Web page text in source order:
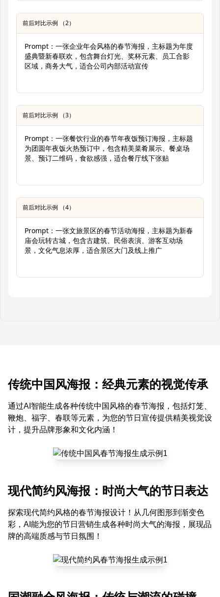
前后对比示例 （2）
Prompt：一张企业年会风格的春节海报，主标题为年度
盛典暨新春联欢，包含舞台灯光、奖杯元素、员工合影
区域，商务大气，适合公司内部活动宣传
前后对比示例 （3）
Prompt：一张餐饮行业的春节年夜饭预订海报，主标题
为团圆年夜饭火热预订中，包含精美菜肴展示、餐桌场
景、预订二维码，食欲感强，适合餐厅线下张贴
前后对比示例 （4）
Prompt：一张文旅景区的春节活动海报，主标题为新春
庙会玩转古城，包含古建筑、民俗表演、游客互动场
景，文化气息浓厚，适合景区大门及线上推广
传统中国风海报：经典元素的视觉传承
通过AI智能生成各种传统中国风格的春节海报，包括灯笼、
鞭炮、福字、春联等元素，为您的节日宣传提供精美视觉设
计，提升品牌形象和文化内涵！
现代简约风海报：时尚大气的节日表达
探索现代简约风格的春节海报设计！从几何图形到渐变色
彩，AI能为您的节日营销生成各种时尚大气的海报，展现品
牌的高端质感与节日氛围！